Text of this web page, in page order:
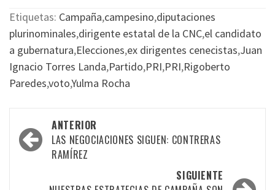
Etiquetas: Campaña,campesino,diputaciones
plurinominales,dirigente estatal de la CNC,el candidato
a gubernatura,Elecciones,ex dirigentes cenecistas,Juan
Ignacio Torres Landa,Partido,PRI,PRI,Rigoberto
Paredes,voto,Yulma Rocha
Navegación
por
ANTERIOR
LAS NEGOCIACIONES SIGUEN: CONTRERAS
RAMÍREZ
SIGUIENTE